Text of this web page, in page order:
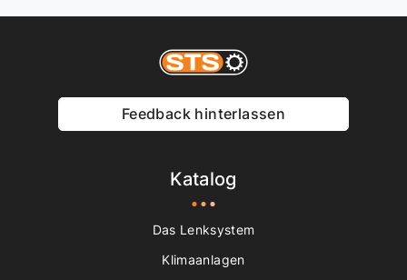
Feedback hinterlassen
Katalog
Das Lenksystem
Klimaanlagen